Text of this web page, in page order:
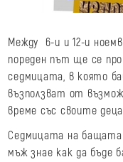
Между 6-и и 12-и
пореден път ще се
седмицата, в която
възползват от
време със своите
Седмицата на бащата
мъж знае как да бъде